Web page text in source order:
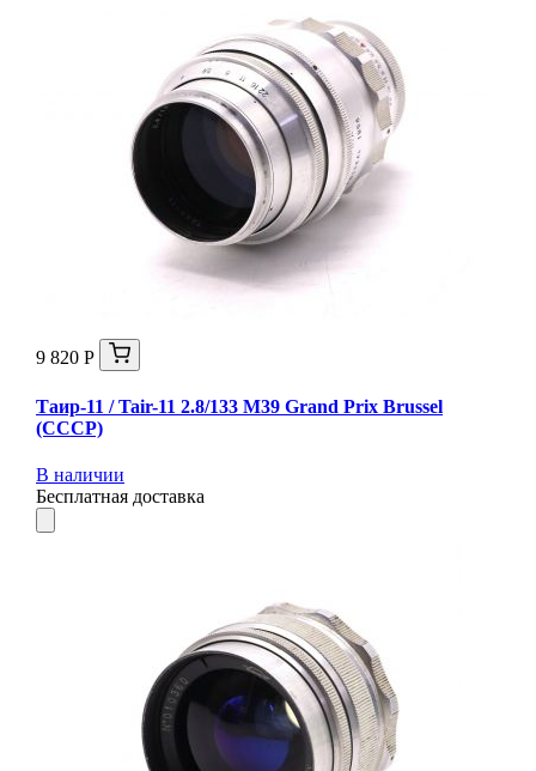
9 820 Р
Таир-11 / Tair-11 2.8/133 M39 Grand Prix Brussel
(СССР)
В наличии
Бесплатная доставка